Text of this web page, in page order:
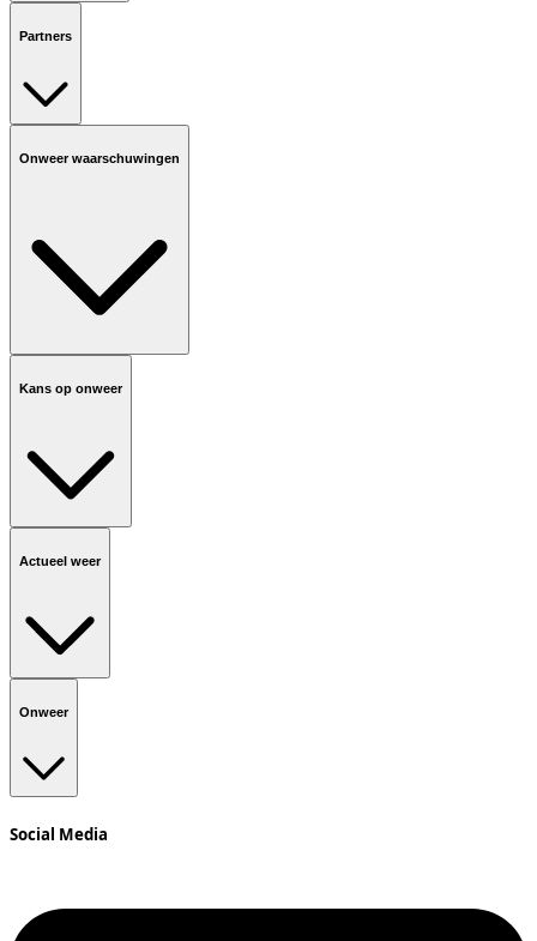
Partners
Onweer waarschuwingen
Kans op onweer
Actueel weer
Onweer
Social Media